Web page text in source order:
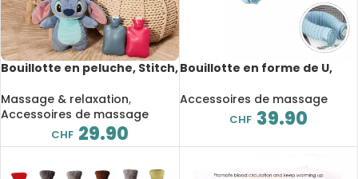
Bouillotte en peluche, Stitch,
massage chauffant
Massage & relaxation,
Accessoires de massage
CHF 29.90
Bouillotte en forme de U,
pour micro-ondes, 53 cm
Accessoires de massage
CHF 39.90